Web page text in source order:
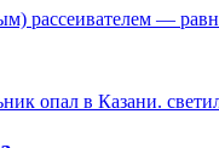
рассеивателем —
опал в Казани.